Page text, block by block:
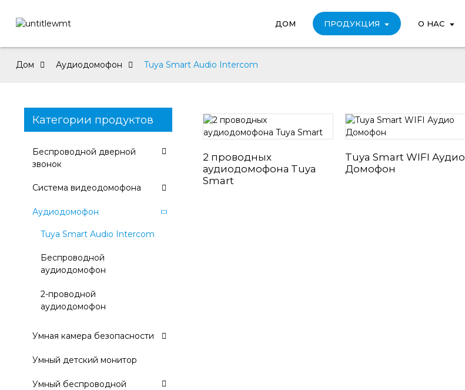
ДОМ ПРОДУКЦИЯ О НАС
Дом Аудиодомофон Tuya Smart Audio Intercom
Категории продуктов
Беспроводной дверной
звонок
Система видеодомофона
Аудиодомофон
Tuya Smart Audio Intercom
Беспроводной
аудиодомофон
2-проводной
аудиодомофон
Умная камера безопасности
Умный детский монитор
Умный беспроводной
2 проводных
аудиодомофона Tuya
Smart
Tuya Smart WIFI Аудио
Домофон